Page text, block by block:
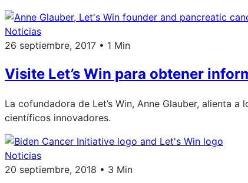
Noticias
26 septiembre, 2017 • 1 Min
Visite Let’s Win para obtener
La cofundadora de Let’s Win, Anne Glauber, alienta
científicos innovadores.
Noticias
20 septiembre, 2018 • 3 Min